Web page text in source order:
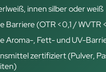
innen silber oder weiß
Barriere (OTR <0,1 / WVTR
Aroma-, Fett- und UV-
zertifiziert (Pulver,